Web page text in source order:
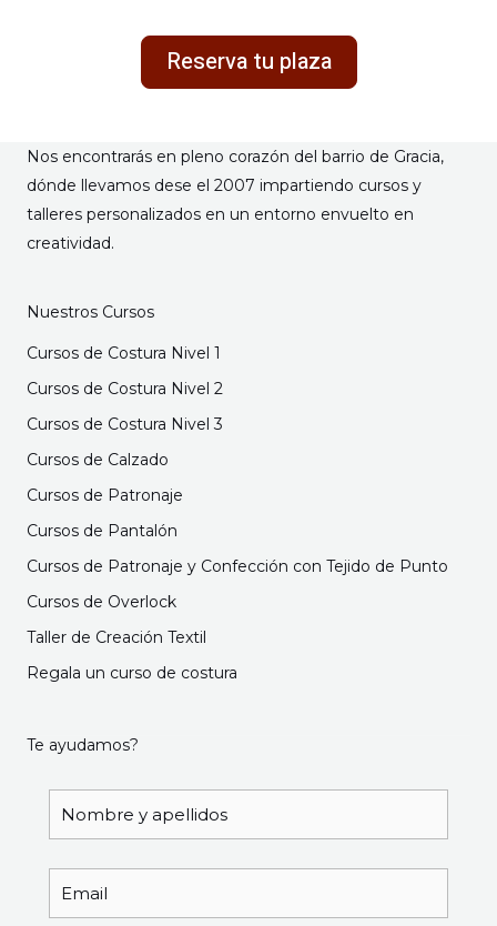
Reserva tu plaza
Nos encontrarás en pleno corazón del barrio de Gracia,
dónde llevamos dese el 2007 impartiendo cursos y
talleres personalizados en un entorno envuelto en
creatividad.
Nuestros Cursos
Cursos de Costura Nivel 1
Cursos de Costura Nivel 2
Cursos de Costura Nivel 3
Cursos de Calzado
Cursos de Patronaje
Cursos de Pantalón
Cursos de Patronaje y Confección con Tejido de Punto
Cursos de Overlock
Taller de Creación Textil
Regala un curso de costura
Te ayudamos?